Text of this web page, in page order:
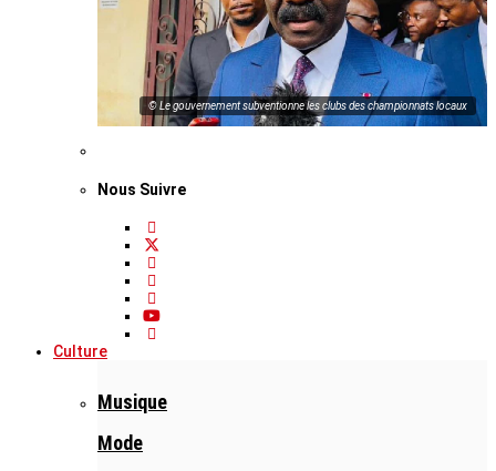
© Le gouvernement subventionne les clubs des championnats locaux
Nous Suivre
Culture
Musique
Mode